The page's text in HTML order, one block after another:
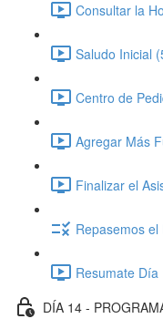
Consultar la
Saludo Inicial
Centro de
Agregar Más
Finalizar el
Repasemos el
Resumate Día
DÍA 14 -